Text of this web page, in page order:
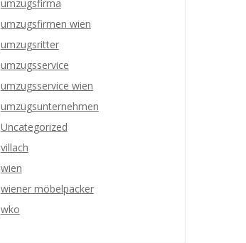
umzugsfirma
umzugsfirmen wien
umzugsritter
umzugsservice
umzugsservice wien
umzugsunternehmen
Uncategorized
villach
wien
wiener möbelpacker
wko